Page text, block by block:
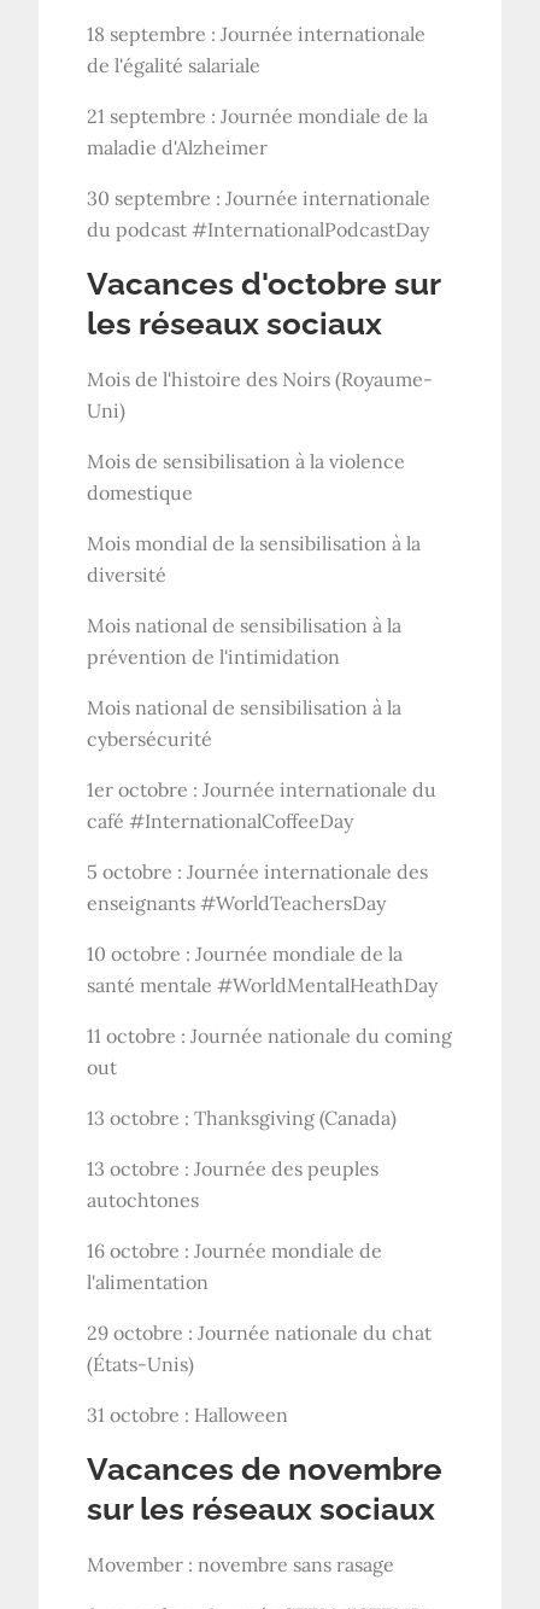
18 septembre : Journée internationale
de l'égalité salariale
21 septembre : Journée mondiale de la
maladie d'Alzheimer
30 septembre : Journée internationale
du podcast #InternationalPodcastDay
Vacances d'octobre sur
les réseaux sociaux
Mois de l'histoire des Noirs (Royaume-
Uni)
Mois de sensibilisation à la violence
domestique
Mois mondial de la sensibilisation à la
diversité
Mois national de sensibilisation à la
prévention de l'intimidation
Mois national de sensibilisation à la
cybersécurité
1er octobre : Journée internationale du
café #InternationalCoffeeDay
5 octobre : Journée internationale des
enseignants #WorldTeachersDay
10 octobre : Journée mondiale de la
santé mentale #WorldMentalHeathDay
11 octobre : Journée nationale du coming
out
13 octobre : Thanksgiving (Canada)
13 octobre : Journée des peuples
autochtones
16 octobre : Journée mondiale de
l'alimentation
29 octobre : Journée nationale du chat
(États-Unis)
31 octobre : Halloween
Vacances de novembre
sur les réseaux sociaux
Movember : novembre sans rasage